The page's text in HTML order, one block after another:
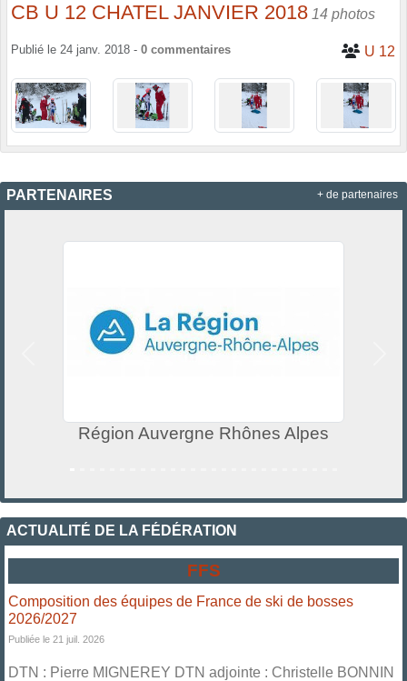
CB U 12 CHATEL JANVIER 2018 14 photos
U 12
Publié le 24 janv. 2018 - 0 commentaires
PARTENAIRES
Région Auvergne Rhônes Alpes
+ de partenaires
ACTUALITÉ DE LA FÉDÉRATION
FFS
Composition des équipes de France de ski de bosses
2026/2027
Publiée le 21 juil. 2026
DTN : Pierre MIGNEREY DTN adjointe : Christelle BONNIN